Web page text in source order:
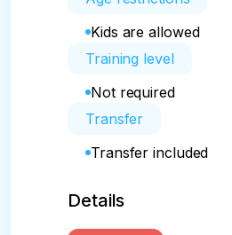
Kids are allowed
Training level
Not required
Transfer
Transfer included
Details